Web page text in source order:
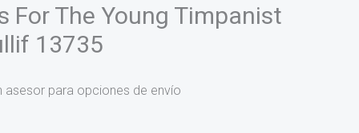
For The Young Timpanist
13735
asesor para opciones de envío